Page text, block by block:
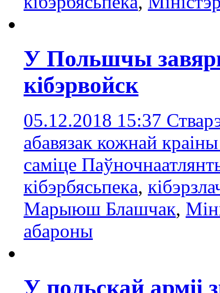
У Польшчы
кібэрвойск
05.12.2018 15:37
абавязак кожнай
саміце
кібэрбясьпекa,
Марыюш Блашчак,
абароны
У польскай арміі